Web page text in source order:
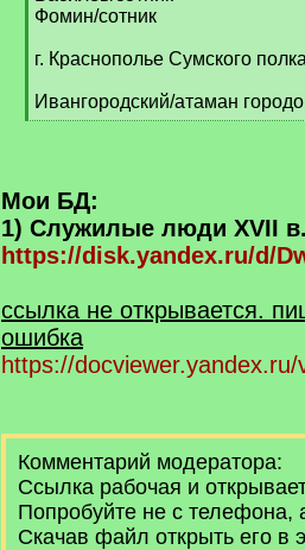
Фомин/сотник
г. Краснополье Сумского
Ивангородский/атаман
[
Мои БД:
1) Служилые люди XVII в.
https://disk.yandex.ru/d/
ссылка не открывается.
ошибка
https://
Комментарий модератора:
Ссылка рабочая и
Попробуйте не с телефона,
Скачав файл открыть его в